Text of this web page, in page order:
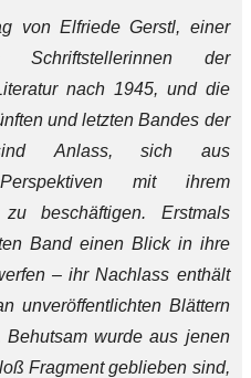
von Elfriede Gerstl, einer
Schriftstellerinnen der
nach 1945, und die
und letzten Bandes der
sind Anlass, sich aus
mit ihrem
beschäftigen. Erstmals
Band einen Blick in ihre
– ihr Nachlass enthält
unveröffentlichten Blättern
Behutsam wurde aus jenen
Fragment geblieben sind,